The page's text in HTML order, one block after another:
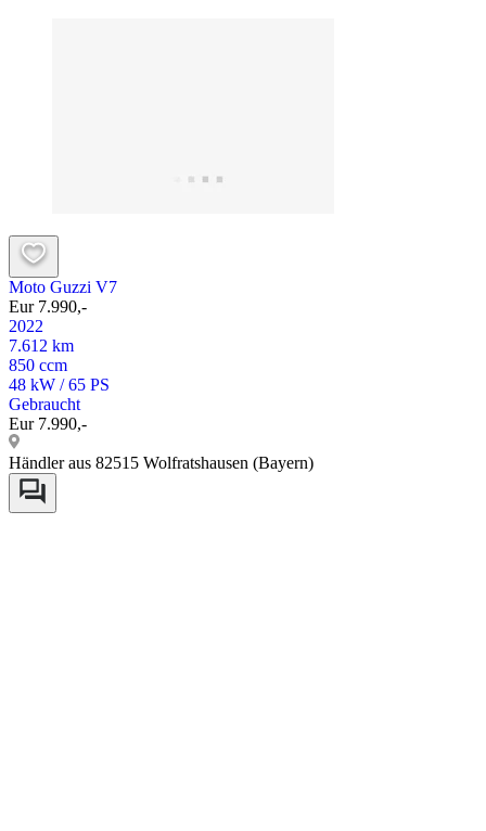
Moto Guzzi V7
Eur 7.990,-
2022
7.612 km
850 ccm
48 kW / 65 PS
Gebraucht
Eur 7.990,-
Händler aus 82515 Wolfratshausen (Bayern)